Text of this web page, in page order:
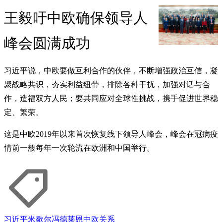
王毅吁中欧确保领导人
峰会圆满成功
习近平说，中欧要做互利合作的伙伴，不断增强政治互信，凝
聚战略共识，夯实利益纽带，排除各种干扰，加强对话与合
作，造福双方人民；要共同应对全球性挑战，携手促进世界稳
定、繁荣。
这是中欧2019年以来首次恢复线下领导人峰会，峰会在冠病疫
情前一般每年一次轮流在欧洲和中国举行。
习近平米歇尔冯德莱恩中欧关系